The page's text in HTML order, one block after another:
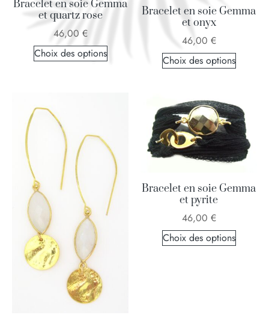
Bracelet en soie Gemma
et quartz rose
46,00 €
Choix des options
Bracelet en soie Gemma
et onyx
46,00 €
Choix des options
Bracelet en soie Gemma
et pyrite
46,00 €
Choix des options